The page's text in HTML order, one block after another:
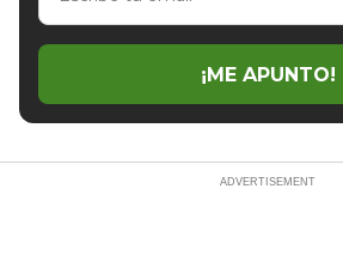
email
¡ME APUNTO!